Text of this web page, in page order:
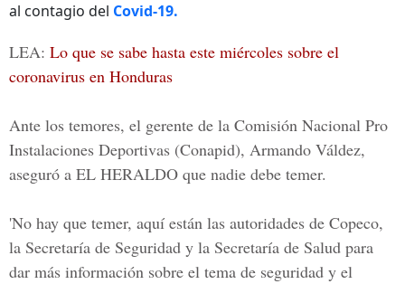
al contagio del Covid-19.
LEA: Lo que se sabe hasta este miércoles sobre el
coronavirus en Honduras
Ante los temores, el gerente de la Comisión Nacional Pro
Instalaciones Deportivas (Conapid), Armando Váldez,
aseguró a EL HERALDO que nadie debe temer.
'No hay que temer, aquí están las autoridades de Copeco,
la Secretaría de Seguridad y la Secretaría de Salud para
dar más información sobre el tema de seguridad y el